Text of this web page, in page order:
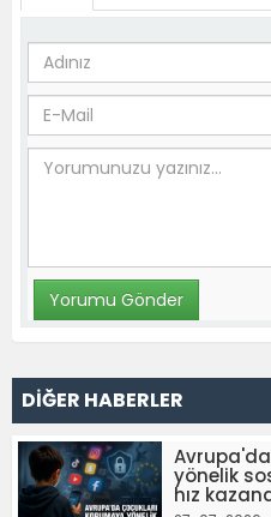
DİĞER HABERLER
yönelik
hız